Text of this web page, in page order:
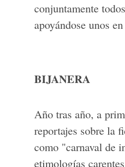
conjuntamente
apoyándose unos
BIJANERA
Año tras año, a
reportajes sobre la
como "carnaval de
etimologías